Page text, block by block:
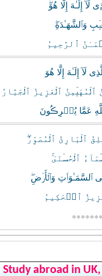
لَآ إِلَـٰهَ إِلَّا هُوَ‌ۖ
وَٱلشَّهَـٰدَةِ‌ۖ
ٱلرَّحِيمُ
لَآ إِلَـٰهَ إِلَّا هُوَ
ٱلۡمُهَيۡمِنُ ٱلۡعَزِيزُ
عَمَّا يُشۡرِڪُونَ
ٱلۡبَارِئُ ٱلۡمُصَوِّرُ‌ۖ
ٱلۡحُسۡنَىٰ‌ۚ
ٱلسَّمَـٰوَٲتِ وَٱلۡأَرۡضِ‌ۖ
ٱلۡحَكِيمُ
Study abroad in